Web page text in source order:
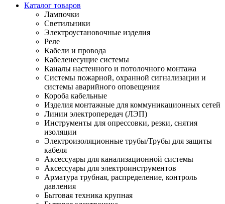
Каталог товаров
Лампочки
Светильники
Электроустановочные изделия
Реле
Кабели и провода
Кабеленесущие системы
Каналы настенного и потолочного монтажа
Системы пожарной, охранной сигнализации и
системы аварийного оповещения
Короба кабельные
Изделия монтажные для коммуникационных сетей
Линии электропередач (ЛЭП)
Инструменты для опрессовки, резки, снятия
изоляции
Электроизоляционные трубы/Трубы для защиты
кабеля
Аксессуары для канализационной системы
Аксессуары для электроинструментов
Арматура трубная, распределение, контроль
давления
Бытовая техника крупная